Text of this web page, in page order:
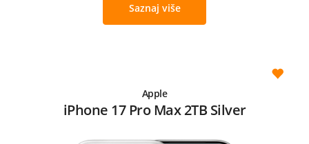
Saznaj više
Apple
iPhone 17 Pro Max 2TB Silver